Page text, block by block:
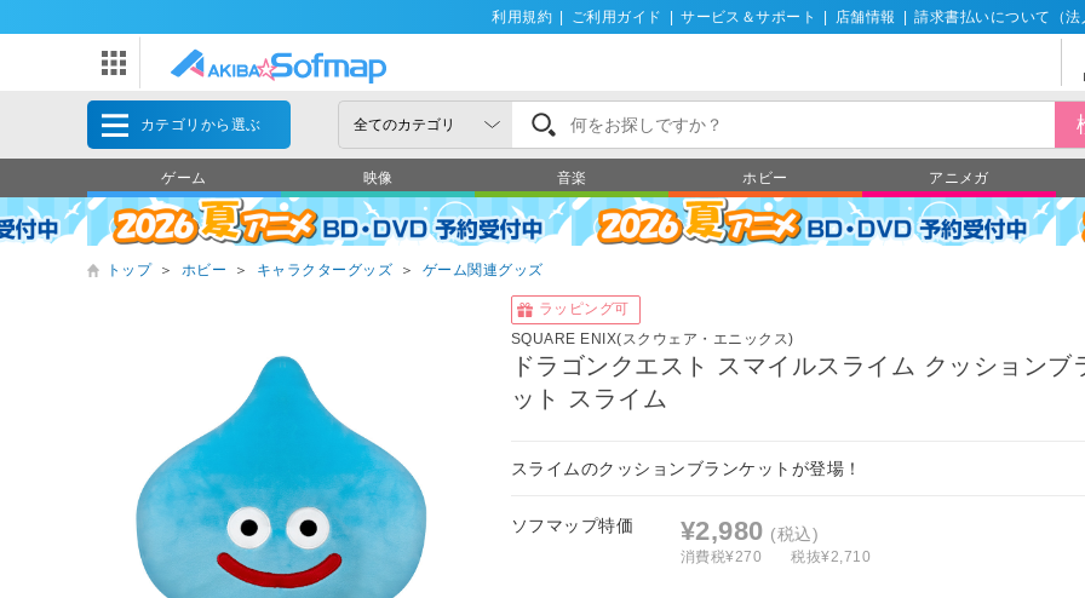
利用規約 ご利用ガイド サービス＆サポート 店舗情報 請求書払いについて（法
カテゴリから選ぶ
ゲーム 映像 音楽 ホビー アニメガ
トップ ＞ ホビー ＞ キャラクターグッズ ＞ ゲーム関連グッズ
ラッピング可
SQUARE ENIX(スクウェア・エニックス)
ドラゴンクエスト スマイルスライム クッションブ
ット スライム
スライムのクッションブランケットが登場！
ソフマップ特価 ¥2,980 (税込)
消費税¥270 税抜¥2,710